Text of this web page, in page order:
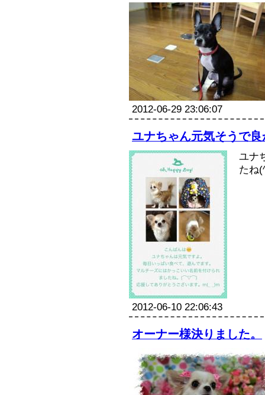
2012-06-29 23:06:07
ユナちゃん元気そうで
ユナ
たね
2012-06-10 22:06:43
オーナー様決りました。